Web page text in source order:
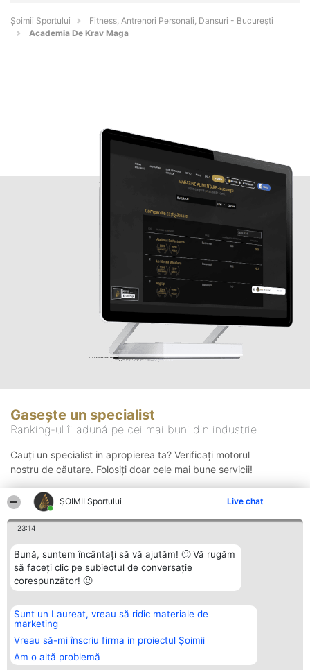
ȘOIMII Sportului Live chat
23:14
Bună, suntem încântați să vă ajutăm! 🙂 Vă rugăm
să faceți clic pe subiectul de conversație
corespunzător! 🙂
Sunt un Laureat, vreau să ridic materiale de
marketing
Vreau să-mi înscriu firma in proiectul Șoimii
Am o altă problemă
Șoimii Sportului
Fitness, Antrenori Personali, Dansuri - Bucureşti
Academia De Krav Maga
Gasește un specialist
Ranking-ul îi adună pe cei mai buni din industrie
Cauți un specialist in apropierea ta? Verificați motorul
nostru de căutare. Folosiți doar cele mai bune servicii!
Organizator Ranking
BRIGHT SOLUTIONS BR SRL
Aleea Timisul De Sus 2 Bl. A30
Sc. A Et. 4 Ap. 13 Cod 061952
București
CUI 36737675
Plebiscyt
Lista Tuturor
Laureaților
Statut
Contact